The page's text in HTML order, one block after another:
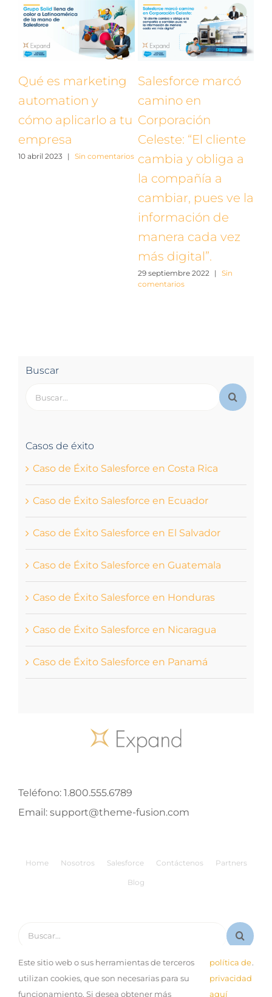
Qué es marketing
automation y
cómo aplicarlo a tu
empresa
10 abril 2023 | Sin comentarios
Salesforce marcó
camino en
Corporación
Celeste: “El cliente
cambia y obliga a
la compañía a
cambiar, pues ve la
información de
manera cada vez
más digital”.
29 septiembre 2022 | Sin
comentarios
Buscar
Buscar:
Casos de éxito
Caso de Éxito Salesforce en Costa Rica
Caso de Éxito Salesforce en Ecuador
Caso de Éxito Salesforce en El Salvador
Caso de Éxito Salesforce en Guatemala
Caso de Éxito Salesforce en Honduras
Caso de Éxito Salesforce en Nicaragua
Caso de Éxito Salesforce en Panamá
Teléfono: 1.800.555.6789
Email: support@theme-fusion.com
Home Nosotros Salesforce Contáctenos Partners
Blog
Buscar:
Este sitio web o sus herramientas de terceros
utilizan cookies, que son necesarias para su
funcionamiento. Si desea obtener más
política de
privacidad
aquí
.